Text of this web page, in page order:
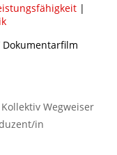
|
Wegweiser
in